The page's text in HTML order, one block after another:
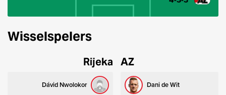
Wisselspelers
Rijeka
Dávid Nwolokor
AZ
Dani de Wit